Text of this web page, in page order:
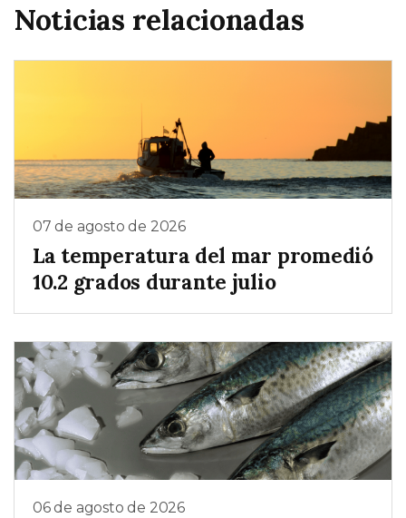
Noticias relacionadas
07 de agosto de 2026
La temperatura del mar promedió
10.2 grados durante julio
06 de agosto de 2026